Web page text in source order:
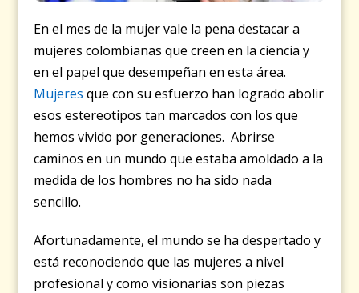
En el mes de la mujer vale la pena destacar a
mujeres colombianas que creen en la ciencia y
en el papel que desempeñan en esta área.
Mujeres que con su esfuerzo han logrado abolir
esos estereotipos tan marcados con los que
hemos vivido por generaciones. Abrirse
caminos en un mundo que estaba amoldado a la
medida de los hombres no ha sido nada
sencillo.
Afortunadamente, el mundo se ha despertado y
está reconociendo que las mujeres a nivel
profesional y como visionarias son piezas